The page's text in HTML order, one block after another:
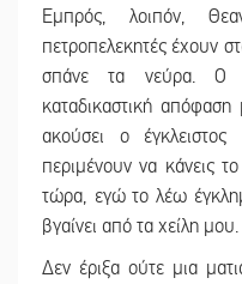
Εμπρός, λοιπόν,
πετροπελεκητές έχουν
σπάνε τα νεύρα. Ο
καταδικαστική
ακούσει ο έγκλειστος
περιμένουν να κάνεις
τώρα, εγώ το λέω
βγαίνει από τα χείλη μου.
Δεν έριξα ούτε μια